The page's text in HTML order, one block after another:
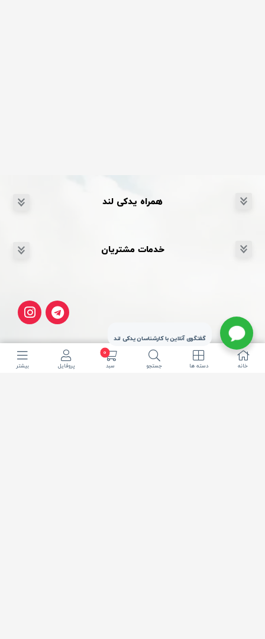
خانه دسته ها جستجو
0
سبد پروفایل بیشتر
همراه یدکی لند
خدمات مشتریان
گفتگوی آنلاین با کارشناسان یدکی لند